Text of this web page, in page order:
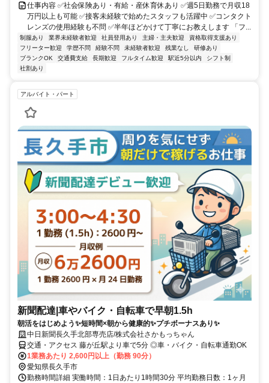
仕事内容 ✅社会保険あり・有給・産休育休あり ✅週5日勤務で月収18
万円以上も可能 ✅接客未経験で始めたスタッフも活躍中 ✅コンタクト
レンズの使用経験も不問 ✅半年ほどかけて丁寧にお教えします 「フ...
制服あり 業界未経験者歓迎 社員登用あり 主婦・主夫歓迎
資格取得支援あり
フリーター歓迎
学歴不問 経験不問 未経験者歓迎 残業なし
研修あり
ブランクOK
交通費支給 長期歓迎 フルタイム歓迎 駅近5分以内
シフト制
社割あり
アルバイト・パート
新聞配達|車やバイク・自転車で早朝1.5h
朝活をはじめよう✨短時間×朝から健康的✨プチボーナスあり✨
中日新聞長久手北部専売店/株式会社さかもっちゃん
交通・アクセス 藤が丘駅より車で5分 ◎車・バイク・自転車通勤OK
1業務あたり 2,600円以上（勤務 90分）
愛知県長久手市
勤務時間詳細 実働時間：1日あたり1時間30分 平均勤務日数：1ヶ月